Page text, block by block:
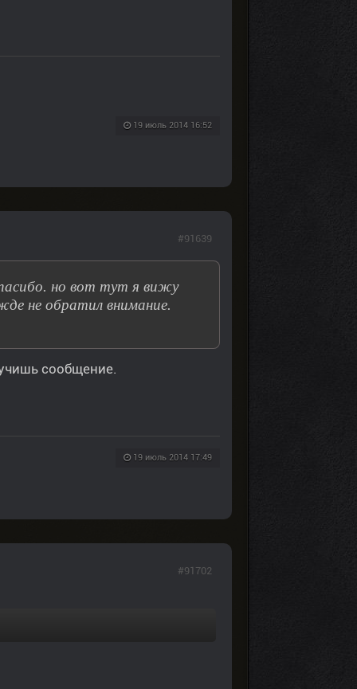
19 июль 2014 16:52
но вот тут я вижу
не обратил внимание.
сообщение.
19 июль 2014 17:49
#91639
#91702